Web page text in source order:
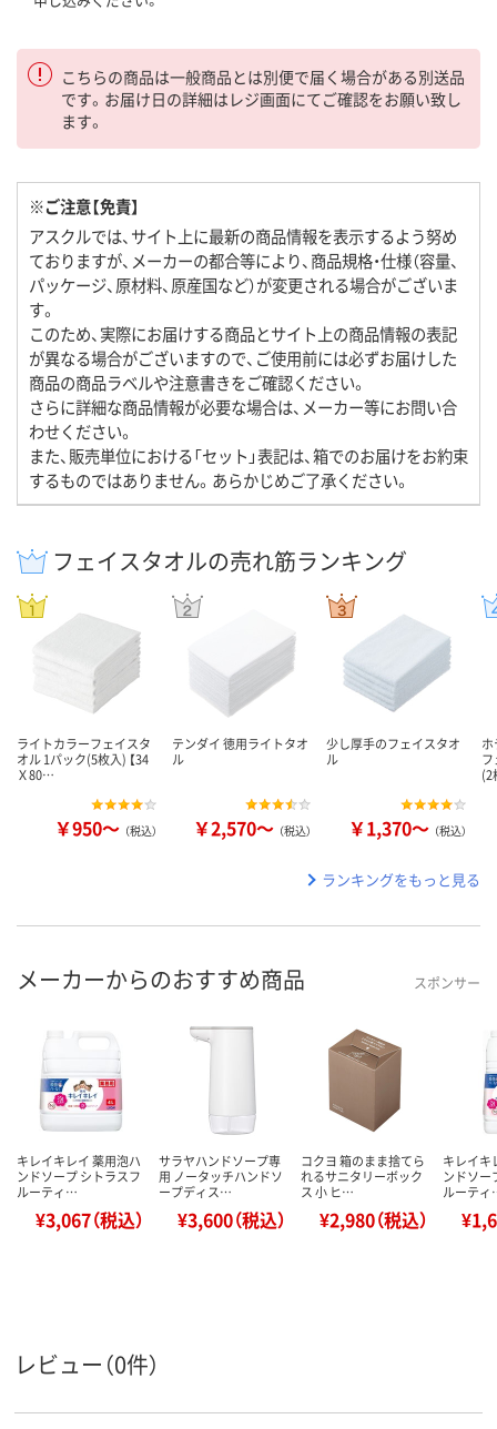
こちらの商品は一般商品とは別便で届く場合がある別送品
です。お届け日の詳細はレジ画面にてご確認をお願い致し
ます。
※ご注意【免責】
アスクルでは、サイト上に最新の商品情報を表示するよう努め
ておりますが、メーカーの都合等により、商品規格・仕様（容量、
パッケージ、原材料、原産国など）が変更される場合がございま
す。
このため、実際にお届けする商品とサイト上の商品情報の表記
が異なる場合がございますので、ご使用前には必ずお届けした
商品の商品ラベルや注意書きをご確認ください。
さらに詳細な商品情報が必要な場合は、メーカー等にお問い合
わせください。
また、販売単位における「セット」表記は、箱でのお届けをお約束
するものではありません。あらかじめご了承ください。
フェイスタオルの売れ筋ランキング
ライトカラーフェイスタ
オル 1パック(5枚入) 【34
Ｘ80…
￥950～ （税込）
テンダイ 徳用ライトタオ
ル
￥2,570～ （税込）
少し厚手のフェイスタオ
ル
￥1,370～ （税込）
(2
ランキングをもっと見る
メーカーからのおすすめ商品 スポンサー
キレイキレイ 薬用泡ハ
ンドソープ シトラスフ
ルーティ…
¥3,067（税込）
サラヤハンドソープ専
用 ノータッチハンドソ
ープディス…
¥3,600（税込）
コクヨ 箱のまま捨てら
れるサニタリーボック
ス 小 ヒ…
¥2,980（税込）
キレイキ
ンドソー
ルーテ
レビュー（0件）